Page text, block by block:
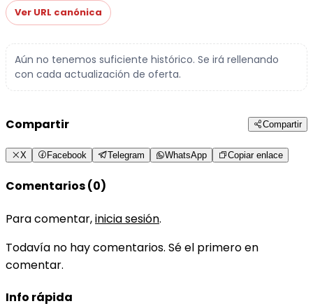
Ver URL canónica
Aún no tenemos suficiente histórico. Se irá rellenando
con cada actualización de oferta.
Compartir Compartir
X Facebook Telegram WhatsApp Copiar enlace
Comentarios (0)
Para comentar,inicia sesión.
Todavía no hay comentarios. Sé el primero en
comentar.
Info rápida